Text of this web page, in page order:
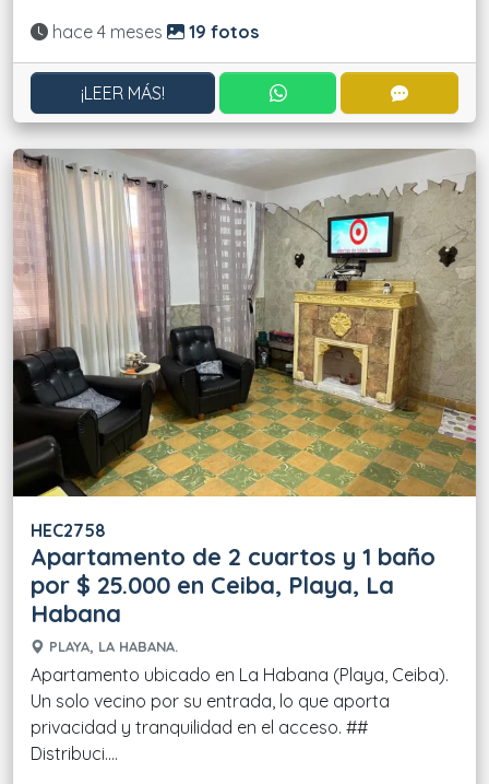
Actualizado:
hace 4 meses 19 fotos
¡LEER MÁS! CONTACTAR POR
HEC2758
Apartamento de 2 cuartos y 1 baño
por $ 25.000 en Ceiba, Playa, La
Habana
PLAYA, LA HABANA.
Apartamento ubicado en La Habana (Playa, Ceiba).
Un solo vecino por su entrada, lo que aporta
privacidad y tranquilidad en el acceso. ##
Distribuci....